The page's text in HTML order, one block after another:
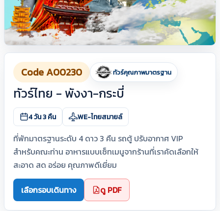
Code A00230 ทัวร์คุณภาพมาตรฐาน
ทัวร์ไทย - พังงา-กระบี่
4 วัน 3 คืน WE-ไทยสมายล์
ที่พักมาตรฐานระดับ 4 ดาว 3 คืน รถตู้ ปรับอากาศ VIP
สำหรับคณะท่าน อาหารแบบเซ็ทเมนูจากร้านที่เราคัดเลือกให้
สะอาด สด อร่อย คุณภาพดีเยี่ยม
เลือกรอบเดินทาง ดู PDF